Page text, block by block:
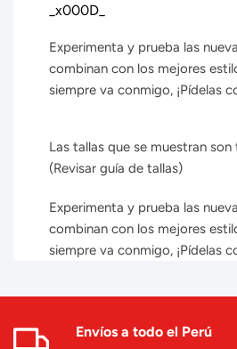
_x000D_
Experimenta y prueba las
combinan con los mejores
siempre va conmigo, ¡Pídelas
Las tallas que se muestran son
(Revisar guía de tallas)
Experimenta y prueba las
combinan con los mejores
siempre va conmigo, ¡Pídelas
Envíos a todo el Perú